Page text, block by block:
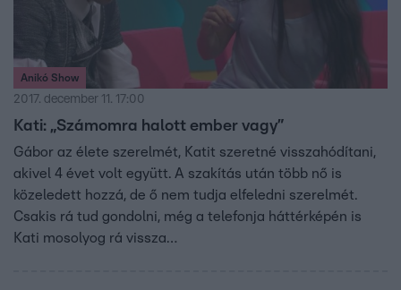
Anikó Show
2017. december 11. 17:00
Kati: „Számomra halott ember vagy”
Gábor az élete szerelmét, Katit szeretné visszahódítani,
akivel 4 évet volt együtt. A szakítás után több nő is
közeledett hozzá, de ő nem tudja elfeledni szerelmét.
Csakis rá tud gondolni, még a telefonja háttérképén is
Kati mosolyog rá vissza…